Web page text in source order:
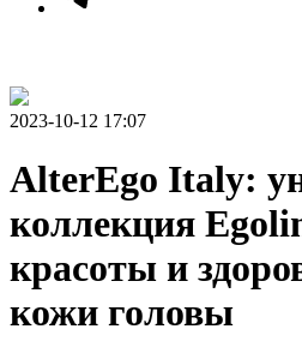
2023-10-12 17:07
AlterEgo Italy:
коллекция
красоты и
кожи головы